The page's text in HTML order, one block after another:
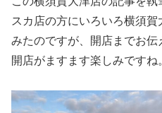
スカ店の方にいろいろ横須
みたのですが、開店までお伝
開店がますます楽しみですね